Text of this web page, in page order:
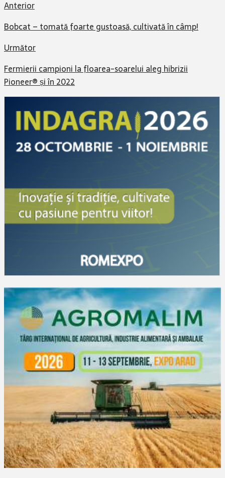
Anterior
Bobcat – tomată foarte gustoasă, cultivată în câmp!
Următor
Fermierii campioni la floarea-soarelui aleg hibrizii
Pioneer® și în 2022